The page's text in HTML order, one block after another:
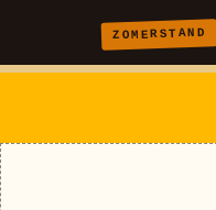
ZOMERSTAND